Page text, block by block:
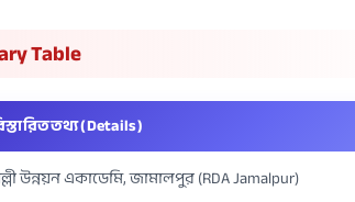
Table
তথ্য (Details)
উন্নয়ন একাডেমি, জামালপুর (RDA Jamalpur)